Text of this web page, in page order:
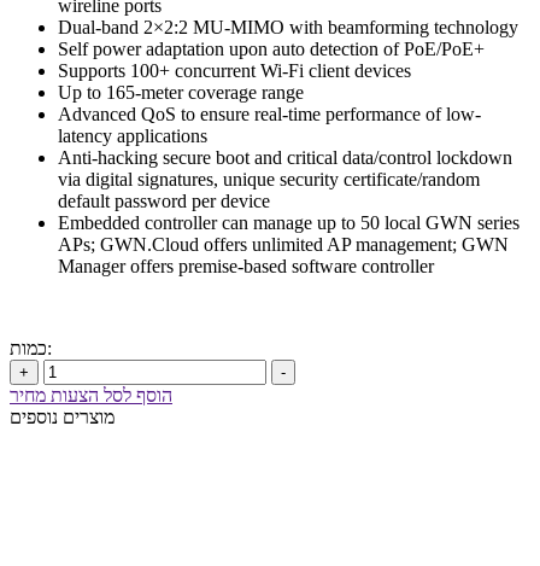
wireline ports
Dual-band 2×2:2 MU-MIMO with beamforming technology
Self power adaptation upon auto detection of PoE/PoE+
Supports 100+ concurrent Wi-Fi client devices
Up to 165-meter coverage range
Advanced QoS to ensure real-time performance of low-
latency applications
Anti-hacking secure boot and critical data/control lockdown
via digital signatures, unique security certificate/random
default password per device
Embedded controller can manage up to 50 local GWN series
APs; GWN.Cloud offers unlimited AP management; GWN
Manager offers premise-based software controller
כמות:
+ -
הוסף לסל הצעות מחיר
מוצרים נוספים